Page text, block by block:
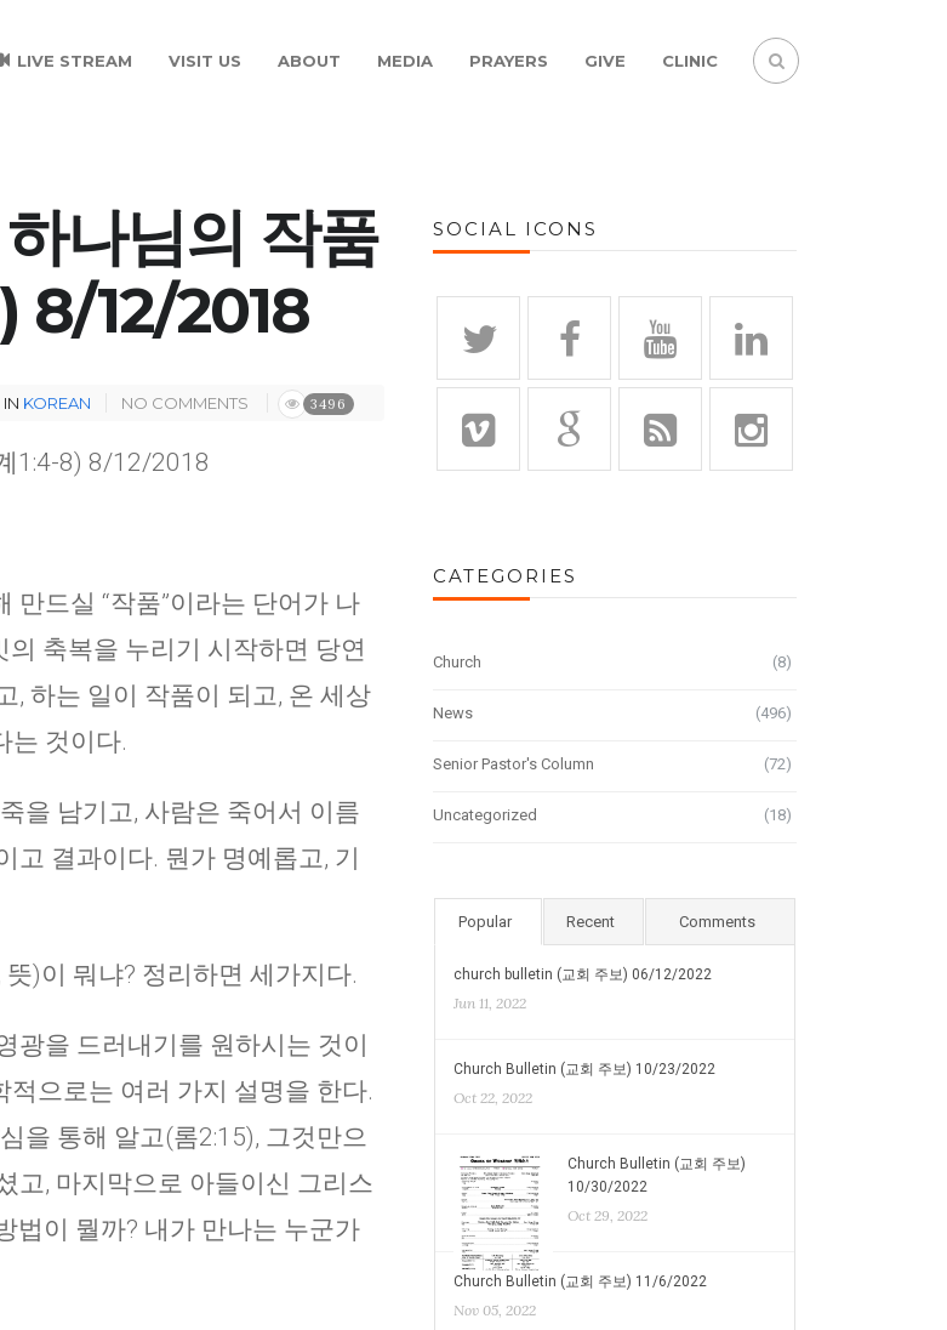
LIVE STREAM VISIT US ABOUT MEDIA PRAYERS GIVE CLINIC
나님의 작품
8/12/2018
IN KOREAN NO COMMENTS 3496
1:4-8) 8/12/2018
만드실 “작품”이라는 단어가 나
축복을 누리기 시작하면 당연
, 하는 일이 작품이 되고, 온 세상
는 것이다.
을 남기고, 사람은 죽어서 이름
고 결과이다. 뭔가 명예롭고, 기
)이 뭐냐? 정리하면 세가지다.
광을 드러내기를 원하시는 것이
으로는 여러 가지 설명을 한다.
을 통해 알고(롬2:15), 그것만으
고, 마지막으로 아들이신 그리스
법이 뭘까? 내가 만나는 누군가
SOCIAL ICONS
CATEGORIES
Church (8)
News (496)
Senior Pastor's Column (72)
Uncategorized (18)
Popular Recent Comments
church bulletin (교회 주보) 06/12/2022
Jun 11, 2022
Church Bulletin (교회 주보) 10/23/2022
Oct 22, 2022
Church Bulletin (교회 주보)
10/30/2022
Oct 29, 2022
Church Bulletin (교회 주보) 11/6/2022
Nov 05, 2022